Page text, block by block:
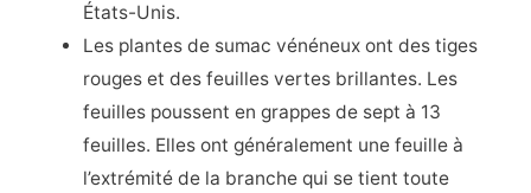
États-Unis.
Les plantes de sumac vénéneux ont des tiges
rouges et des feuilles vertes brillantes. Les
feuilles poussent en grappes de sept à 13
feuilles. Elles ont généralement une feuille à
l’extrémité de la branche qui se tient toute